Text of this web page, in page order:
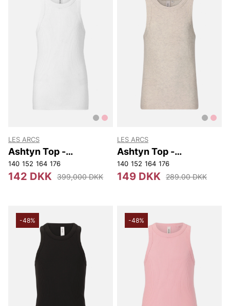
LES ARCS
Ashtyn Top -
Youth/Girl
140 152 164 176
142 DKK 399,000 DKK
LES ARCS
Ashtyn Top -
Youth/Girl
140 152 164 176
149 DKK 289.00 DKK
-48% -48%